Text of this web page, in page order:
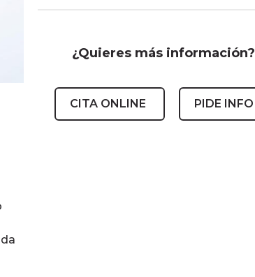
¿Quieres más información?
CITA ONLINE PIDE INFO